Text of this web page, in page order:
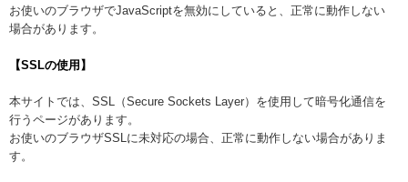
お使いのブラウザでJavaScriptを無効にしていると、正常に動作しない
場合があります。
【SSLの使用】
本サイトでは、SSL（Secure Sockets Layer）を使用して暗号化通信を
行うページがあります。
お使いのブラウザSSLに未対応の場合、正常に動作しない場合がありま
す。